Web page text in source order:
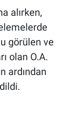
alırken,
görülen ve
olan O.A.
ardından